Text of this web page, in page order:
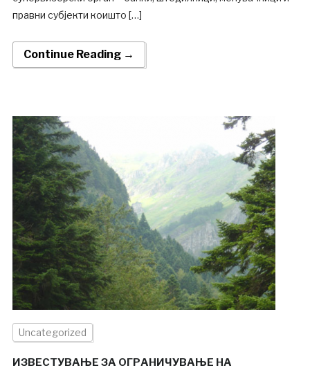
правни субјекти коишто […]
Continue Reading →
Uncategorized
ИЗВЕСТУВАЊЕ ЗА ОГРАНИЧУВАЊЕ НА